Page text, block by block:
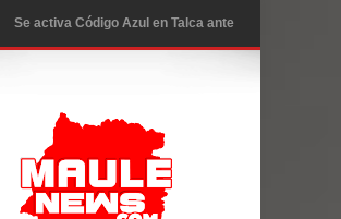
GORE Maule figura tercero a nivel
traslados con $133 millones
Dos internos intentaron escapar por
un forado desde la cárcel de Talca